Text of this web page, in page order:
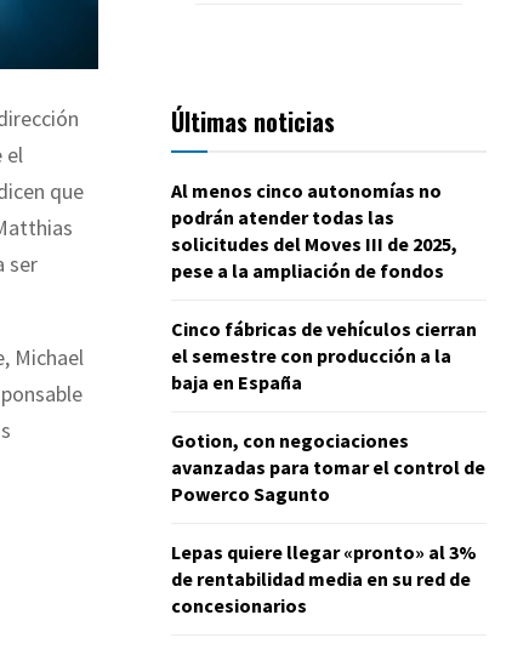
el
que
ser
Michael
Últimas noticias
Al menos cinco autonomías no
podrán atender todas las
solicitudes del Moves III de 2025,
pese a la ampliación de fondos
Cinco fábricas de vehículos cierran
el semestre con producción a la
baja en España
Gotion, con negociaciones
avanzadas para tomar el control de
Powerco Sagunto
Lepas quiere llegar «pronto» al 3%
de rentabilidad media en su red de
concesionarios